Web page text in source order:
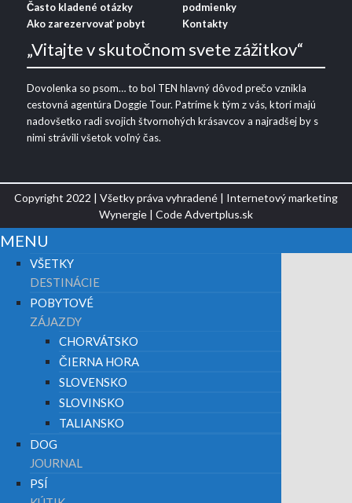
Často kladené otázky
Ako zarezervovať pobyt
podmienky
Kontakty
„Vitajte v skutočnom svete zážitkov“
Dovolenka so psom… to bol TEN hlavný dôvod prečo vznikla
cestovná agentúra Doggie Tour. Patríme k tým z vás, ktorí majú
nadovšetko radi svojich štvornohých krásavcov a najradšej by s
nimi strávili všetok voľný čas.
Copyright 2022 | Všetky práva vyhradené | Internetový marketing
Wynergie | CodeAdvertplus.sk
MENU
VŠETKY
DESTINÁCIE
POBYTOVÉ
ZÁJAZDY
CHORVÁTSKO
ČIERNA HORA
SLOVENSKO
SLOVINSKO
TALIANSKO
DOG
JOURNAL
PSÍ